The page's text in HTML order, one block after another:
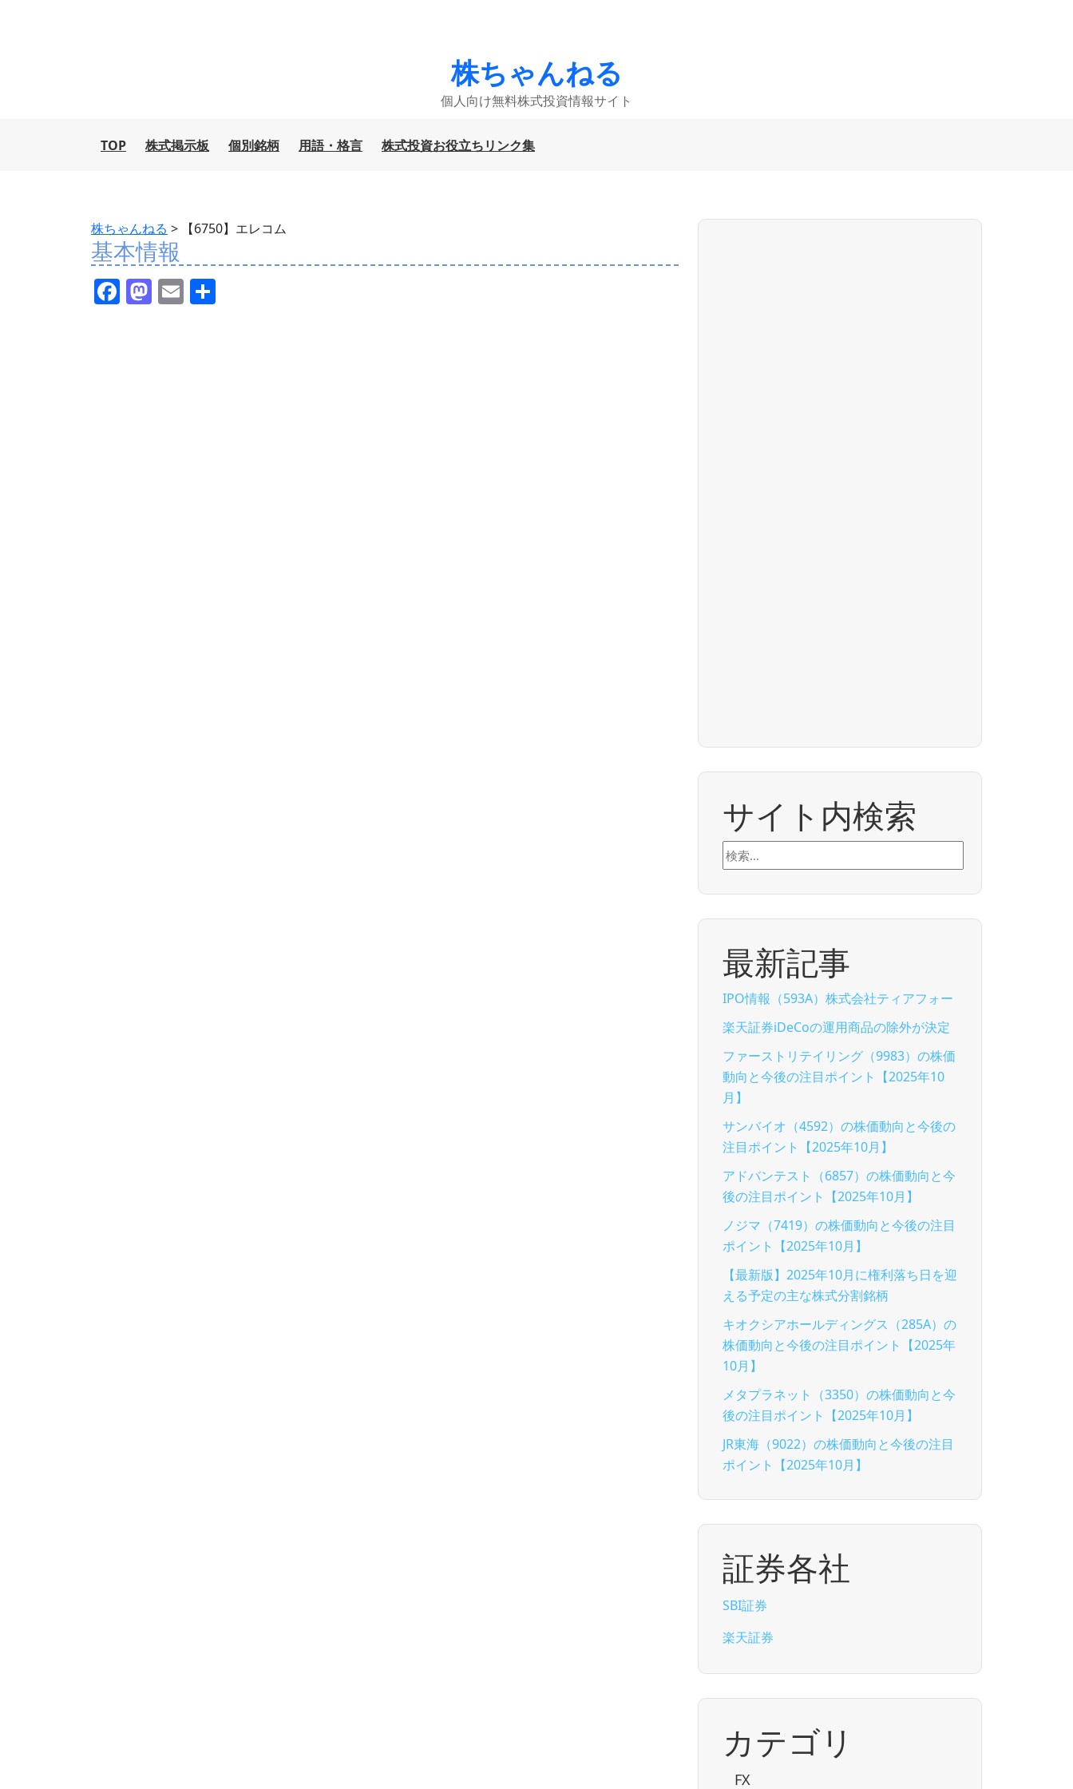
株ちゃんねる
個人向け無料株式投資情報サイト
TOP 株式掲示板 個別銘柄 用語・格言 株式投資お役立ちリンク集
株ちゃんねる > 【6750】エレコム
基本情報
F M E
サイト内検索
検
索:
最新記事
IPO情報（593A）株式会社ティアフォー
楽天証券iDeCoの運用商品の除外が決定
ファーストリテイリング（9983）の株価
動向と今後の注目ポイント【2025年10
月】
サンバイオ（4592）の株価動向と今後の
注目ポイント【2025年10月】
アドバンテスト（6857）の株価動向と今
後の注目ポイント【2025年10月】
ノジマ（7419）の株価動向と今後の注目
ポイント【2025年10月】
【最新版】2025年10月に権利落ち日を迎
える予定の主な株式分割銘柄
キオクシアホールディングス（285A）の
株価動向と今後の注目ポイント【2025年
10月】
メタプラネット（3350）の株価動向と今
後の注目ポイント【2025年10月】
JR東海（9022）の株価動向と今後の注目
ポイント【2025年10月】
証券各社
SBI証券
楽天証券
カテゴリ
FX